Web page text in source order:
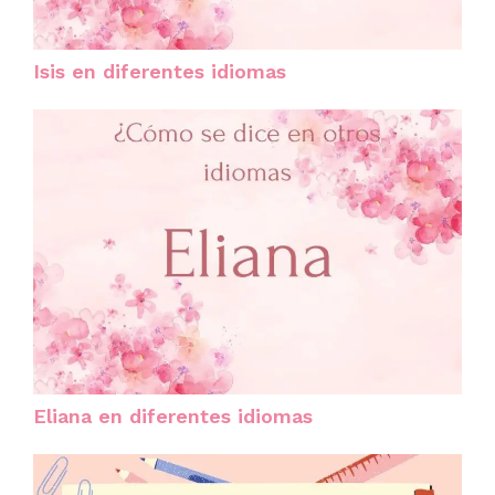
Isis en diferentes idiomas
Eliana en diferentes idiomas